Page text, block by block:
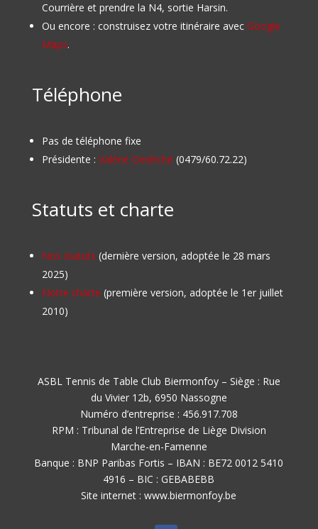
Courrière et prendre la N4, sortie Harsin.
Ou encore : construisez votre itinéraire avec Google
Maps.
Téléphone
Pas de téléphone fixe
Présidente : Valérie Dedriche (0479/60.72.22)
Statuts et charte
Nos statuts (dernière version, adoptée le 28 mars
2025)
Notre charte (première version, adoptée le 1er juillet
2010)
ASBL Tennis de Table Club Biermonfoy – Siège : Rue
du Vivier 12b, 6950 Nassogne
Numéro d’entreprise : 456.917.708
RPM : Tribunal de l’Entreprise de Liège Division
Marche-en-Famenne
Banque : BNP Paribas Fortis – IBAN : BE72 0012 5410
4916 – BIC : GEBABEBB
Site internet : www.biermonfoy.be